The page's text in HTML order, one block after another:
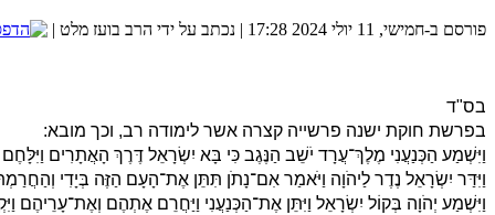
אנו משתדלים כל שבוע לשלוח מאמר שבועי סביב פרשת
פורסם ב-חמישי, 11 יולי 2024 17:28 | נכתב על ידי הרב בועז מלט |
בס"ד
בפרשת חוקת ישנה פרשייה קצרה אשר לימודה רב, וכך מובא:
וַיִּשְׁמַע הַכְּנַעֲנִי מֶלֶךְ־עֲרָד יֹשֵׁב הַנֶּגֶב כִּי בָּא יִשְׂרָאֵל דֶּרֶךְ הָאֲתָרִים וַיִּלָּחֶם
וַיִּדַּר יִשְׂרָאֵל נֶדֶר לַיהֹוָה וַיֹּאמַר אִם־נָתֹן תִּתֵּן אֶת־הָעָם הַזֶּה בְּיָדִי
וַיִּשְׁמַע יְהֹוָה בְּקוֹל יִשְׂרָאֵל וַיִּתֵּן אֶת־הַכְּנַעֲנִי וַיַּחֲרֵם אֶתְהֶם וְאֶת־עָרֵיהֶם